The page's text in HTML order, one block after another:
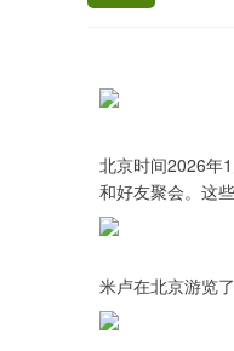
北京时间2026年
和好友聚会。这
米卢在北京游览